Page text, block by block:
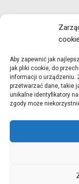
cookie
Aby zapewnić jak
jak pliki cookie, do
informacji o urządzeniu.
przetwarzać dane, takie
unikalne identyfikatory
zgody może
Wydział ds.
Wydział
Wydział ds.
Ośrodek
Ośrodek